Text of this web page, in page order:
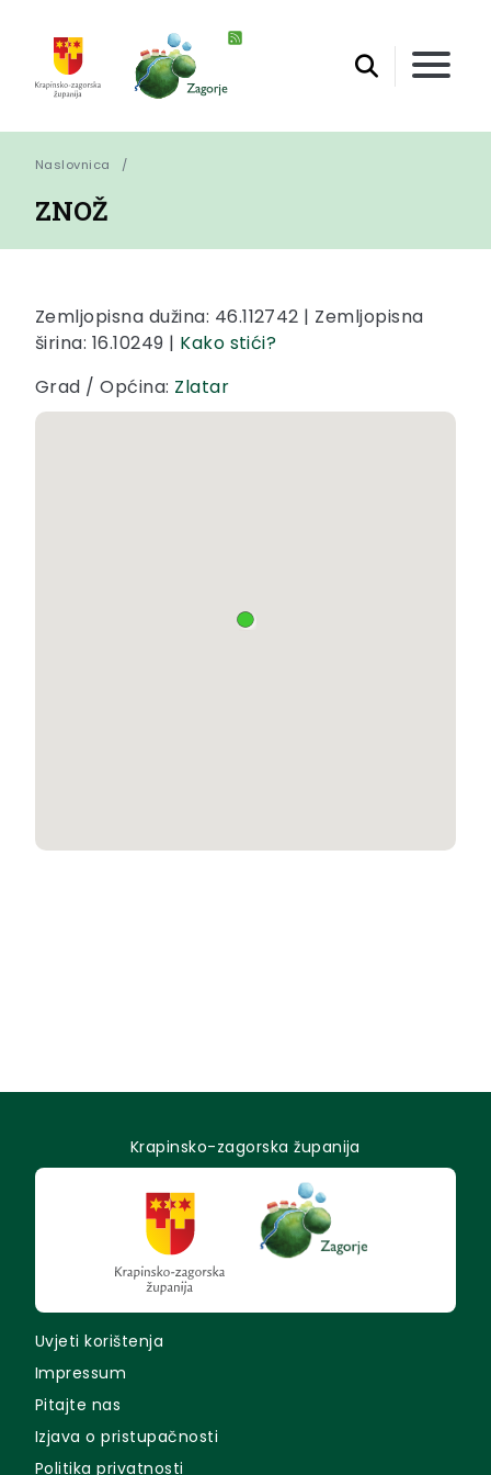
Naslovnica
ZNOŽ
Zemljopisna dužina: 46.112742 | Zemljopisna
širina: 16.10249 | Kako stići?
Grad / Općina: Zlatar
Krapinsko-zagorska županija
Uvjeti korištenja
Impressum
Pitajte nas
Izjava o pristupačnosti
Politika privatnosti